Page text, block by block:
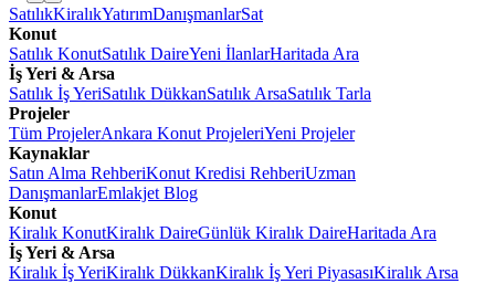
SatılıkKiralıkYatırımDanışmanlarSat
Konut
Satılık KonutSatılık DaireYeni İlanlarHaritada Ara
İş Yeri & Arsa
Satılık İş YeriSatılık DükkanSatılık ArsaSatılık Tarla
Projeler
Tüm ProjelerAnkara Konut ProjeleriYeni Projeler
Kaynaklar
Satın Alma RehberiKonut Kredisi RehberiUzman
DanışmanlarEmlakjet Blog
Konut
Kiralık KonutKiralık DaireGünlük Kiralık DaireHaritada Ara
İş Yeri & Arsa
Kiralık İş YeriKiralık DükkanKiralık İş Yeri PiyasasıKiralık Arsa